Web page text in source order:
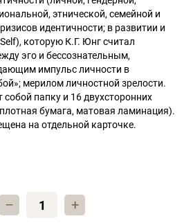
этнической, семейной и
идентичности; в развитии и
которую К.Г. Юнг считал
эго и бессознательным,
импульс личности в
мерилом личностной зрелости.
собой папку и 16 двухсторонних
бумага, матовая ламинация).
на отдельной карточке.
– +